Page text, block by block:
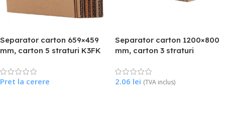
Separator carton 659×459
mm, carton 5 straturi K3FK
Pret la cerere
Separator carton 1200×800
mm, carton 3 straturi
2.06 lei (TVA inclus)